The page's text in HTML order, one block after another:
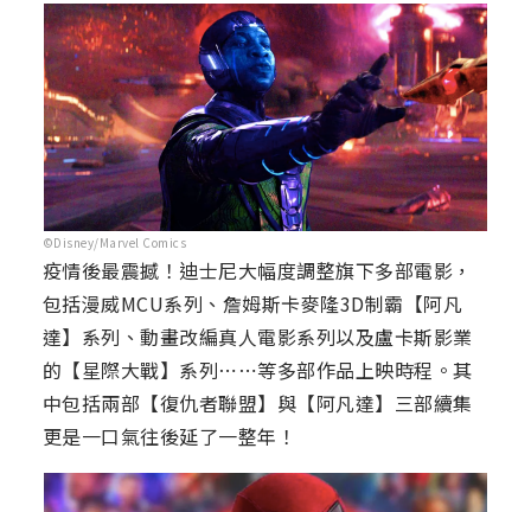
©Disney/Marvel Comics
疫情後最震撼！迪士尼大幅度調整旗下多部電影，
包括漫威MCU系列、詹姆斯卡麥隆3D制霸【阿凡
達】系列、動畫改編真人電影系列以及盧卡斯影業
的【星際大戰】系列⋯⋯等多部作品上映時程。其
中包括兩部【復仇者聯盟】與【阿凡達】三部續集
更是一口氣往後延了一整年！